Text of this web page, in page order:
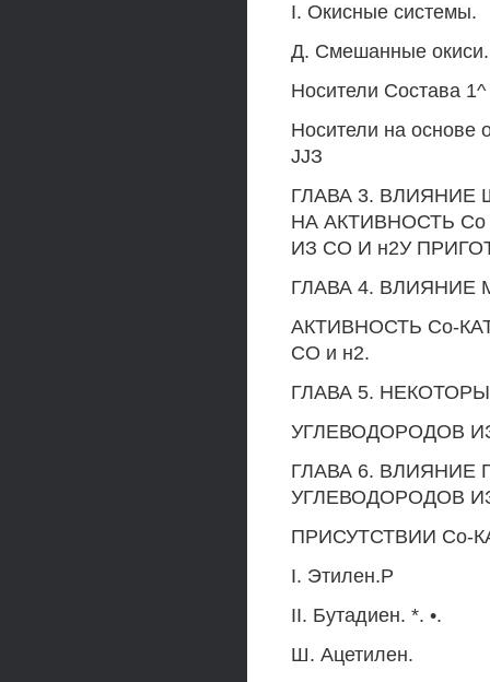
I. Окисные системы.
Д. Смешанные окиси.
Носители Состава
Носители на
JJЗ
ГЛАВА 3.
НА АКТИВНОСТЬ
ИЗ СО И н2У
ГЛАВА 4. ВЛИЯНИЕ
АКТИВНОСТЬ Со-
СО и н2.
ГЛАВА 5.
УГЛЕВОДОРОДОВ
ГЛАВА 6. ВЛИЯНИЕ
УГЛЕВОДОРОДОВ
ПРИСУТСТВИИ Со-
I. Этилен.Р
II. Бутадиен. *. •.
Ш. Ацетилен.